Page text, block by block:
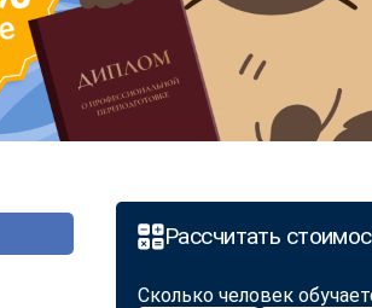
Рассчитать
Сколько человек